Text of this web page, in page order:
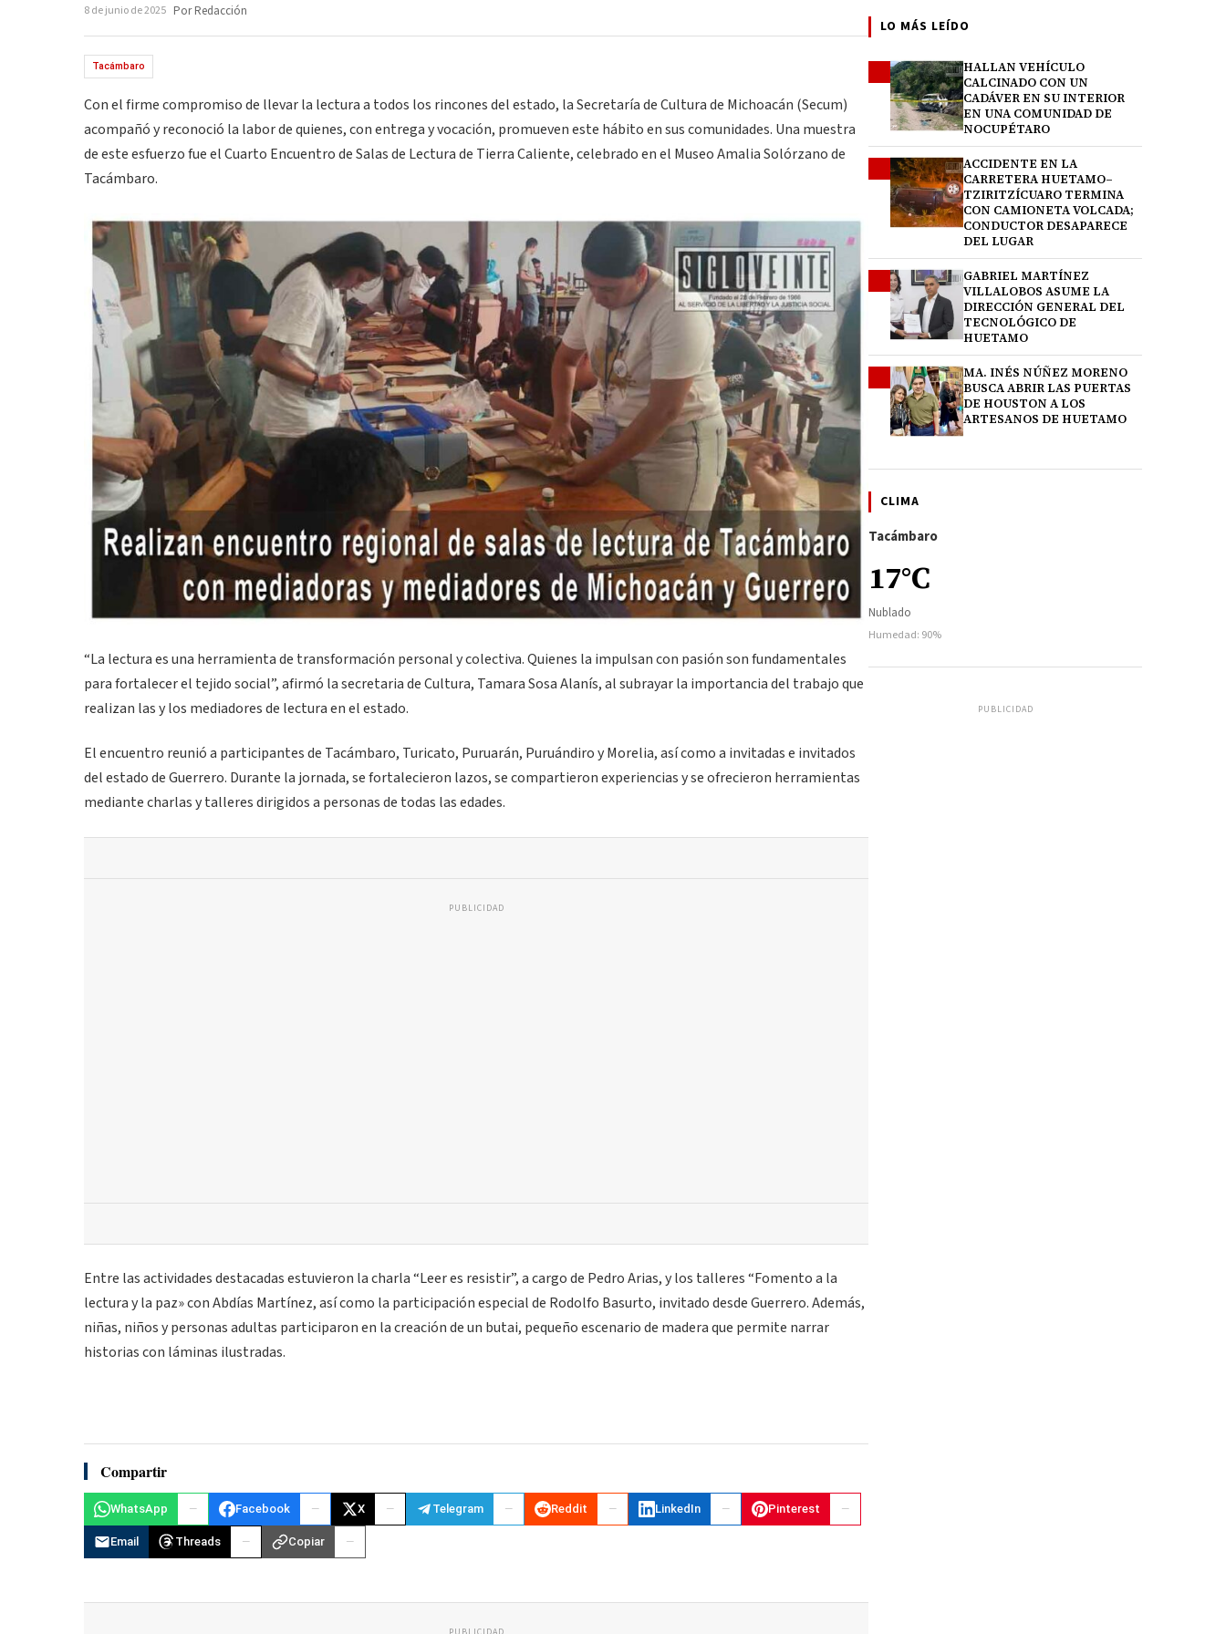
8 de junio de 2025 Por Redacción
Tacámbaro
Con el firme compromiso de llevar la lectura a todos los rincones del estado, la Secretaría de Cultura de Michoacán (Secum)
acompañó y reconoció la labor de quienes, con entrega y vocación, promueven este hábito en sus comunidades. Una muestra
de este esfuerzo fue el Cuarto Encuentro de Salas de Lectura de Tierra Caliente, celebrado en el Museo Amalia Solórzano de
Tacámbaro.
“La lectura es una herramienta de transformación personal y colectiva. Quienes la impulsan con pasión son fundamentales
para fortalecer el tejido social”, afirmó la secretaria de Cultura, Tamara Sosa Alanís, al subrayar la importancia del trabajo que
realizan las y los mediadores de lectura en el estado.
El encuentro reunió a participantes de Tacámbaro, Turicato, Puruarán, Puruándiro y Morelia, así como a invitadas e invitados
del estado de Guerrero. Durante la jornada, se fortalecieron lazos, se compartieron experiencias y se ofrecieron herramientas
mediante charlas y talleres dirigidos a personas de todas las edades.
PUBLICIDAD
Entre las actividades destacadas estuvieron la charla “Leer es resistir”, a cargo de Pedro Arias, y los talleres “Fomento a la
lectura y la paz» con Abdías Martínez, así como la participación especial de Rodolfo Basurto, invitado desde Guerrero. Además,
niñas, niños y personas adultas participaron en la creación de un butai, pequeño escenario de madera que permite narrar
historias con láminas ilustradas.
Compartir
WhatsApp Facebook X Telegram Reddit LinkedIn Pinterest
Email Threads Copiar
LO MÁS LEÍDO
HALLAN VEHÍCULO
CALCINADO CON UN
CADÁVER EN SU INTERIOR
EN UNA COMUNIDAD DE
NOCUPÉTARO
ACCIDENTE EN LA
CARRETERA HUETAMO–
TZIRITZÍCUARO TERMINA
CON CAMIONETA VOLCADA;
CONDUCTOR DESAPARECE
DEL LUGAR
GABRIEL MARTÍNEZ
VILLALOBOS ASUME LA
DIRECCIÓN GENERAL DEL
TECNOLÓGICO DE
HUETAMO
MA. INÉS NÚÑEZ MORENO
BUSCA ABRIR LAS PUERTAS
DE HOUSTON A LOS
ARTESANOS DE HUETAMO
CLIMA
Tacámbaro
17°C
Nublado
Humedad: 90%
PUBLICIDAD